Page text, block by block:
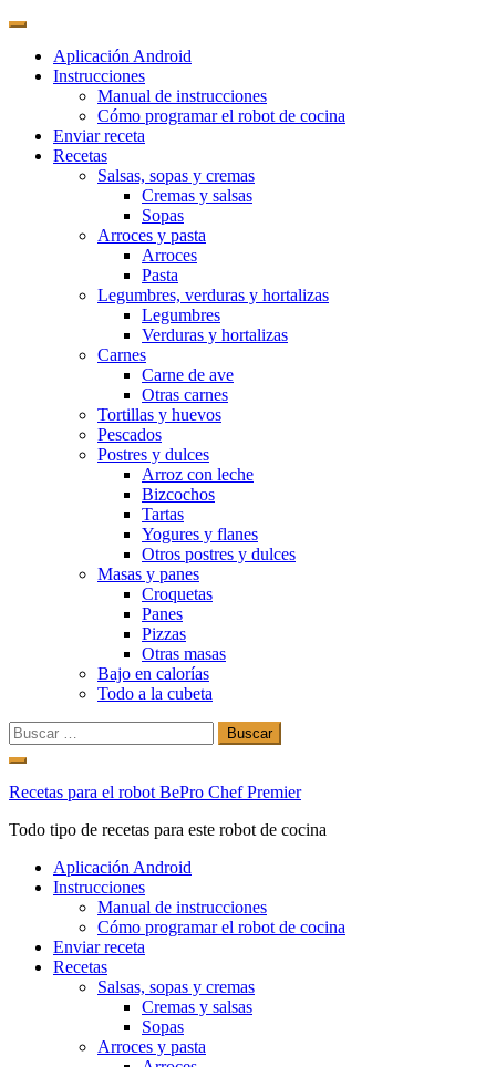
Aplicación Android
Instrucciones
Manual de instrucciones
Cómo programar el robot de cocina
Enviar receta
Recetas
Salsas, sopas y cremas
Cremas y salsas
Sopas
Arroces y pasta
Arroces
Pasta
Legumbres, verduras y hortalizas
Legumbres
Verduras y hortalizas
Carnes
Carne de ave
Otras carnes
Tortillas y huevos
Pescados
Postres y dulces
Arroz con leche
Bizcochos
Tartas
Yogures y flanes
Otros postres y dulces
Masas y panes
Croquetas
Panes
Pizzas
Otras masas
Bajo en calorías
Todo a la cubeta
Buscar:
Ir
contenido
Recetas para el robot BePro Chef Premier
Todo tipo de recetas para este robot de cocina
Aplicación Android
Instrucciones
Manual de instrucciones
Cómo programar el robot de cocina
Enviar receta
Recetas
Salsas, sopas y cremas
Cremas y salsas
Sopas
Arroces y pasta